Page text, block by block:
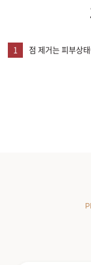
1 점 제거는 피부상